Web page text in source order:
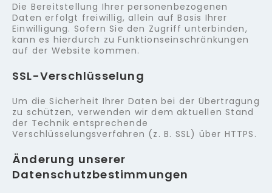
Die Bereitstellung Ihrer personenbezogenen
Daten erfolgt freiwillig, allein auf Basis Ihrer
Einwilligung. Sofern Sie den Zugriff unterbinden,
kann es hierdurch zu Funktionseinschränkungen
auf der Website kommen.
SSL-Verschlüsselung
Um die Sicherheit Ihrer Daten bei der Übertragung
zu schützen, verwenden wir dem aktuellen Stand
der Technik entsprechende
Verschlüsselungsverfahren (z. B. SSL) über HTTPS.
Änderung unserer
Datenschutzbestimmungen